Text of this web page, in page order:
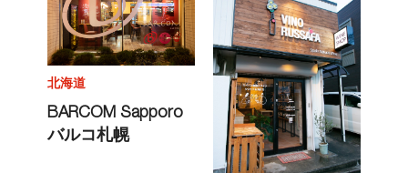
北海道
BARCOM Sapporo
バルコ札幌